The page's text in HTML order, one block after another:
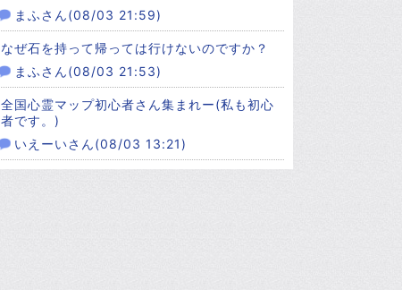
まふさん(08/03 21:59)
なぜ石を持って帰っては行けないのですか？
まふさん(08/03 21:53)
全国心霊マップ初心者さん集まれー(私も初心
者です。)
いえーいさん(08/03 13:21)